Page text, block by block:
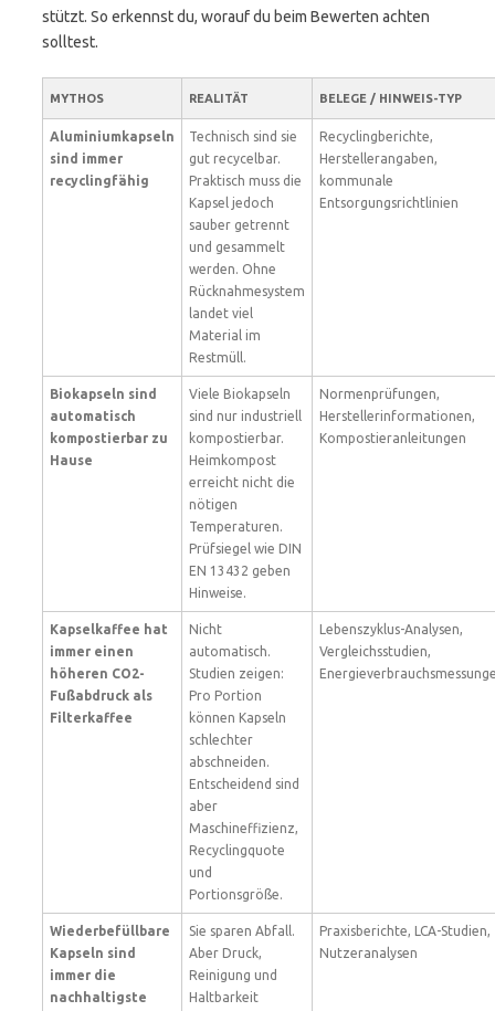
stützt. So erkennst du, worauf du beim Bewerten achten
solltest.
MYTHOS REALITÄT BELEGE / HINWEIS-TYP
Aluminiumkapseln
sind immer
recyclingfähig
Technisch sind sie
gut recycelbar.
Praktisch muss die
Kapsel jedoch
sauber getrennt
und gesammelt
werden. Ohne
Rücknahmesystem
landet viel
Material im
Restmüll.
Recyclingberichte,
Herstellerangaben,
kommunale
Entsorgungsrichtlinien
Biokapseln sind
automatisch
kompostierbar zu
Hause
Viele Biokapseln
sind nur industriell
kompostierbar.
Heimkompost
erreicht nicht die
nötigen
Temperaturen.
Prüfsiegel wie DIN
EN 13432 geben
Hinweise.
Normenprüfungen,
Herstellerinformationen,
Kompostieranleitungen
Kapselkaffee hat
immer einen
höheren CO2-
Fußabdruck als
Filterkaffee
Nicht
automatisch.
Studien zeigen:
Pro Portion
können Kapseln
schlechter
abschneiden.
Entscheidend sind
aber
Maschineffizienz,
Recyclingquote
und
Portionsgröße.
Lebenszyklus-Analysen,
Vergleichsstudien,
Wiederbefüllbare
Kapseln sind
immer die
nachhaltigste
Sie sparen Abfall.
Aber Druck,
Reinigung und
Haltbarkeit
Praxisberichte, LCA-Studien,
Nutzeranalysen